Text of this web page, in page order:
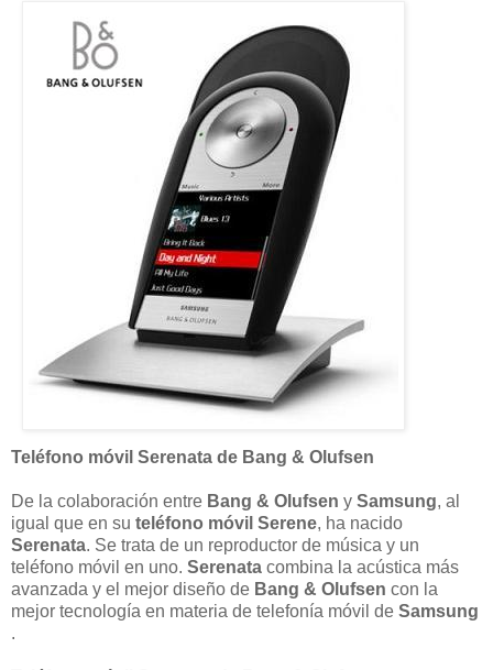
Teléfono móvil Serenata de Bang & Olufsen
De la colaboración entre Bang & Olufsen y Samsung, al
igual que en su teléfono móvil Serene, ha nacido
Serenata. Se trata de un reproductor de música y un
teléfono móvil en uno. Serenata combina la acústica más
avanzada y el mejor diseño de Bang & Olufsen con la
mejor tecnología en materia de telefonía móvil de Samsung
.